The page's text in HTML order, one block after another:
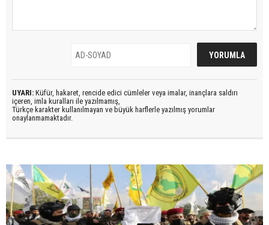
UYARI: Küfür, hakaret, rencide edici cümleler veya imalar, inançlara saldırı
içeren, imla kuralları ile yazılmamış,
Türkçe karakter kullanılmayan ve büyük harflerle yazılmış yorumlar
onaylanmamaktadır.